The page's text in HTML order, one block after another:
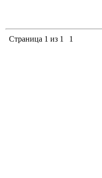
Страница 1 из 1 1